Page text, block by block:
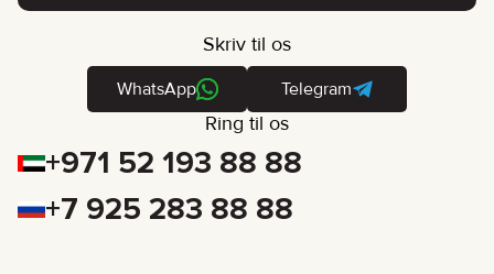
Skriv til os
WhatsApp Telegram
Ring til os
+971 52 193 88 88
+7 925 283 88 88